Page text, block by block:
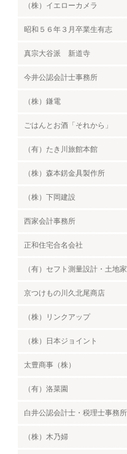
（株）イエローカメラ
昭和５６年３月卒業生有志
真宗大谷派 新道寺
今井公認会計士事務所
（株）鎌電
ごはんとお酒「それから」
（有）たき川旅館本館
（株）森本錺金具製作所
（株）下岡建設
西家会計事務所
正和住宅合名会社
（有）セフト測量設計・土地
京つけもの川久北尾商店
（株）リンクアップ
（株）日本ジョイント
太豊商事（株）
（有）洛菜園
白井公認会計士・税理士事務所
（株）木乃婦